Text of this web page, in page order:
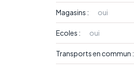
Magasins : oui
Ecoles : oui
Transports en commun :